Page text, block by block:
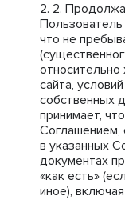
что не
относительно
сайта,
собственных
принимает,
Соглашением,
в указанных
документах
«как есть»
иное),